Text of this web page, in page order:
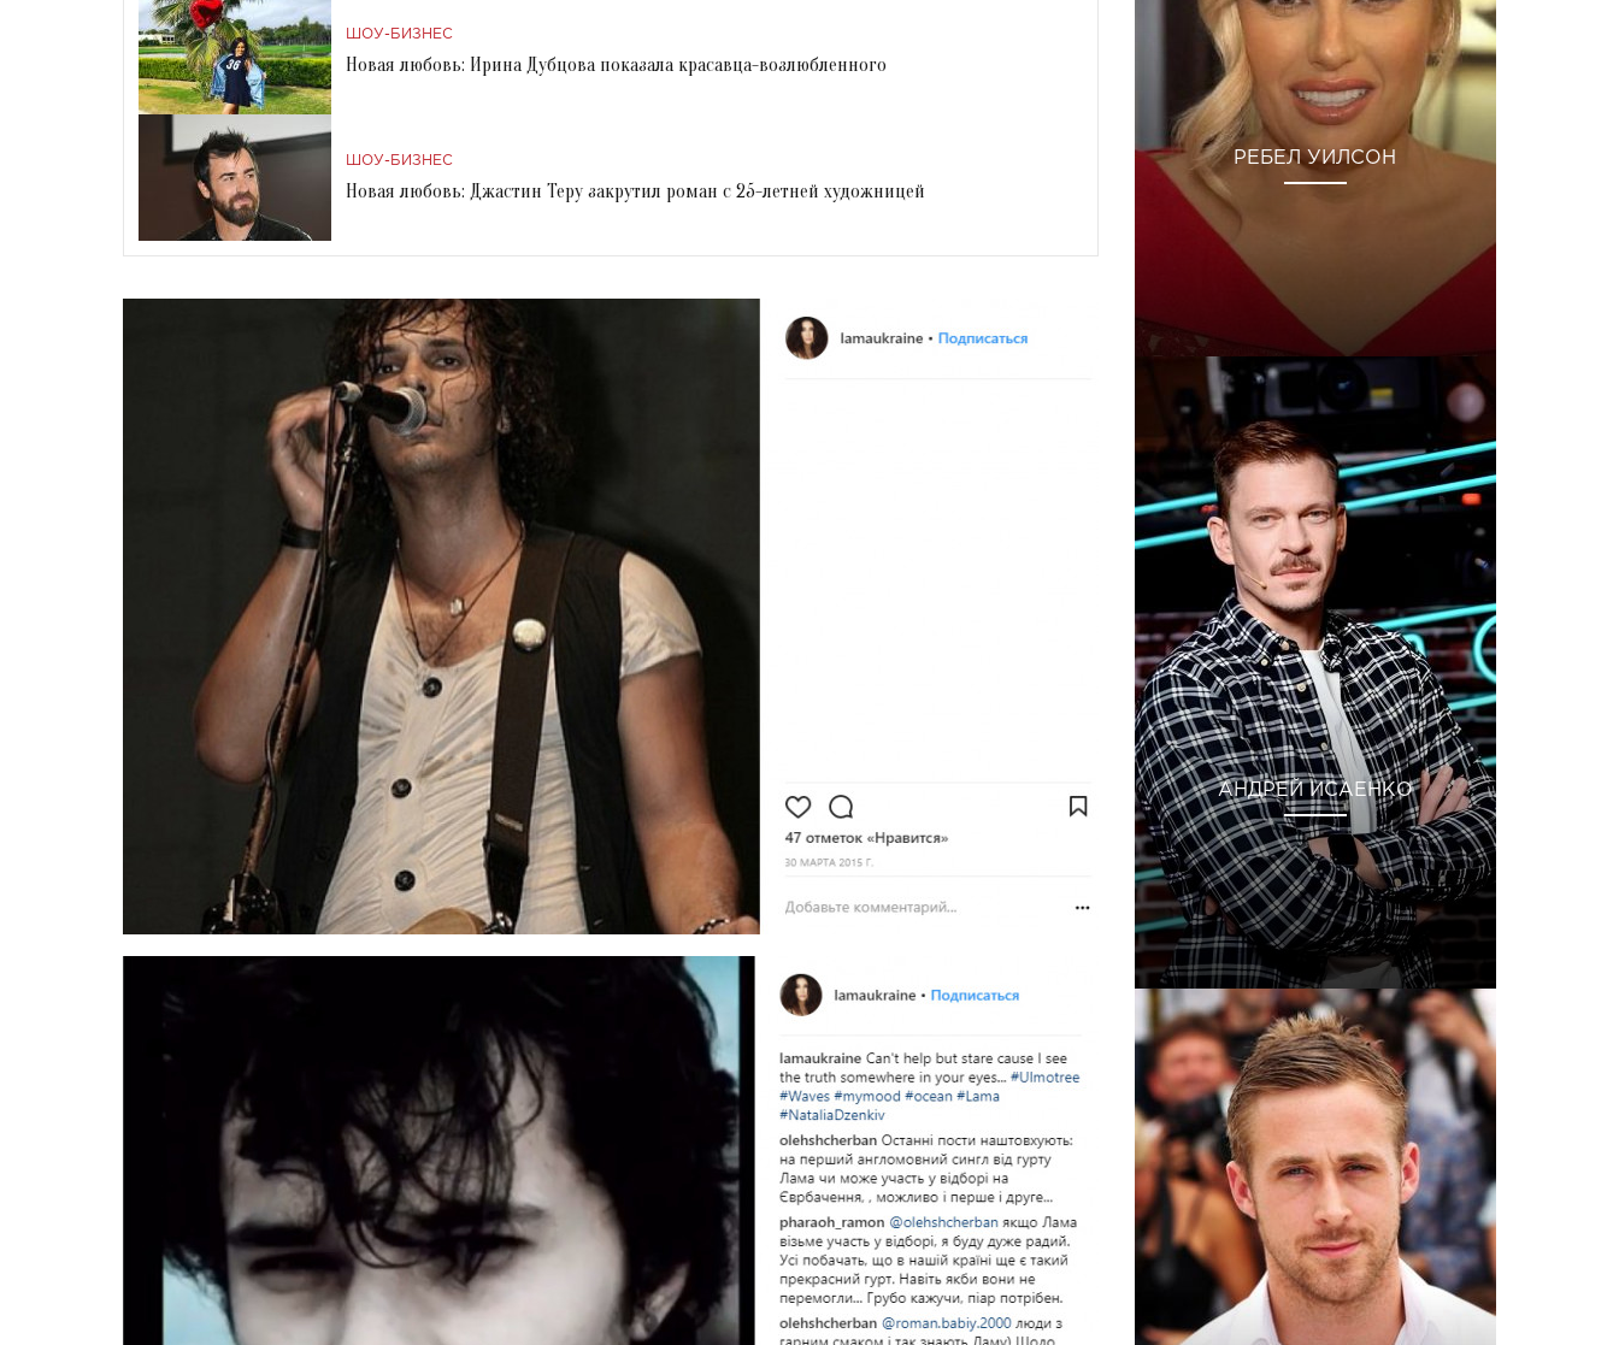
ШОУ-БИЗНЕС
Новая любовь: Ирина Дубцова показала красавца-возлюбленного
ШОУ-БИЗНЕС
Новая любовь: Джастин Теру закрутил роман с 25-летней художницей
РЕБЕЛ УИЛСОН
АНДРЕЙ ИСАЕНКО